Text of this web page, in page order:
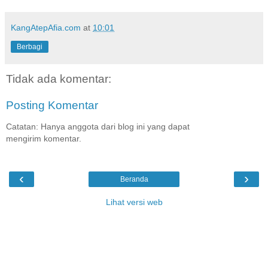
KangAtepAfia.com at 10:01
Berbagi
Tidak ada komentar:
Posting Komentar
Catatan: Hanya anggota dari blog ini yang dapat
mengirim komentar.
‹ ›
Beranda
Lihat versi web